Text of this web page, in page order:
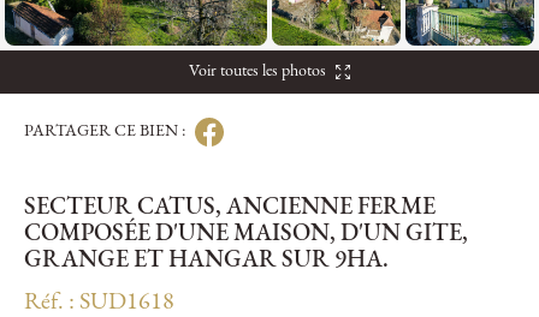
Voir toutes les photos
PARTAGER CE BIEN :
SECTEUR CATUS, ANCIENNE FERME
COMPOSÉE D'UNE MAISON, D'UN GITE,
GRANGE ET HANGAR SUR 9HA.
Réf. : SUD1618